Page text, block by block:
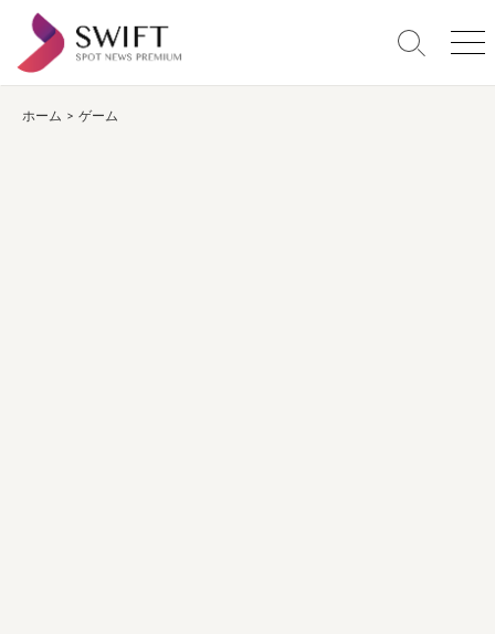
テ
検
メ
ホーム > ゲーム